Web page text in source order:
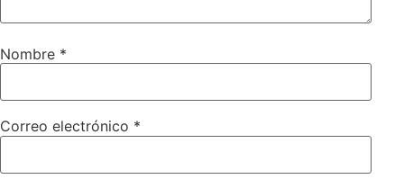
Nombre *
Correo electrónico *